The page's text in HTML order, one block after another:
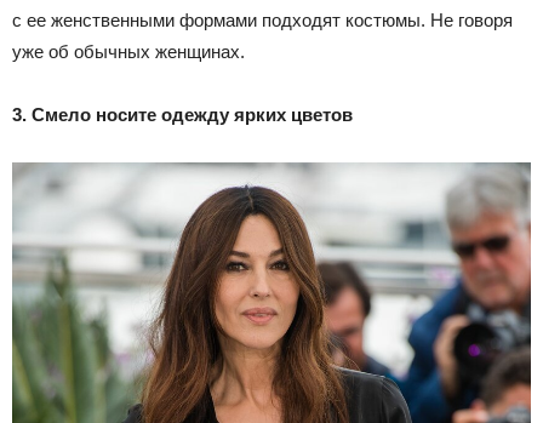
с ее женственными формами подходят костюмы. Не говоря
уже об обычных женщинах.
3. Смело носите одежду ярких цветов